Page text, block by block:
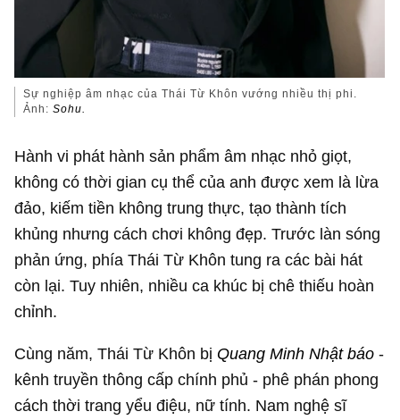
Sự nghiệp âm nhạc của Thái Từ Khôn vướng nhiều thị phi.
Ảnh:Sohu.
Hành vi phát hành sản phẩm âm nhạc nhỏ giọt,
không có thời gian cụ thể của anh được xem là lừa
đảo, kiếm tiền không trung thực, tạo thành tích
khủng nhưng cách chơi không đẹp. Trước làn sóng
phản ứng, phía Thái Từ Khôn tung ra các bài hát
còn lại. Tuy nhiên, nhiều ca khúc bị chê thiếu hoàn
chỉnh.
Cùng năm, Thái Từ Khôn bị Quang Minh Nhật báo -
kênh truyền thông cấp chính phủ - phê phán phong
cách thời trang yểu điệu, nữ tính. Nam nghệ sĩ